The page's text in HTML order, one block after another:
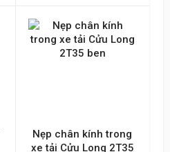
Nẹp chân kính trong
xe tải Cửu Long 2T35